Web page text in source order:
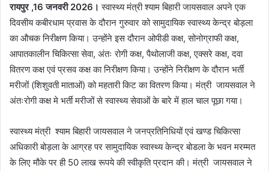
रायपुर ,16 जनवरी 2026। स्वास्थ्य मंत्री श्याम बिहारी जायसवाल अपने एक
दिवसीय कबीरधाम प्रवास के दौरान गुरुवार को सामुदायिक स्वास्थ्य केन्द्र बोड़ला
का औचक निरीक्षण किया। उन्होंने इस दौरान ओपीडी कक्ष, सोनोग्राफी कक्ष,
आपातकालीन चिकित्सा सेवा, अंतः रोगी कक्ष, पैथोलाजी कक्ष, एक्सरे कक्ष, दवा
वितरण कक्ष एवं प्रसव कक्ष का निरीक्षण किया। उन्होंने निरीक्षण के दौरान भर्ती
मरीजों (शिशुवती माताओं) को महतारी किट का वितरण किया। मंत्री जायसवाल ने
अंतःरोगी कक्ष मे भर्ती मरीजों से स्वास्थ्य सेवाओं के बारे में हाल चाल पूछा गया।
स्वास्थ्य मंत्री श्याम बिहारी जायसवाल ने जनप्रतिनिधियों एवं खण्ड चिकित्सा
अधिकारी बोड़ला के आग्रह पर सामुदायिक स्वास्थ्य केन्द्र बोडला के भवन मरम्मत
के लिए मौके पर ही 50 लाख रूपये की स्वीकृति प्रदान की। मंत्री जायसवाल ने